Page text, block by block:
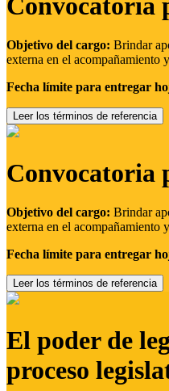
Objetivo del cargo: Brindar
externa en el acompañamiento
Fecha límite para entregar
Leer los términos de referencia
Convocatoria
Objetivo del cargo: Brindar
externa en el acompañamiento
Fecha límite para entregar
Leer los términos de referencia
El poder de
proceso